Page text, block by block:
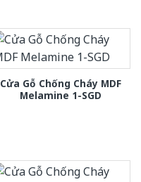
Cửa Gỗ Chống Cháy MDF
Melamine 1-SGD